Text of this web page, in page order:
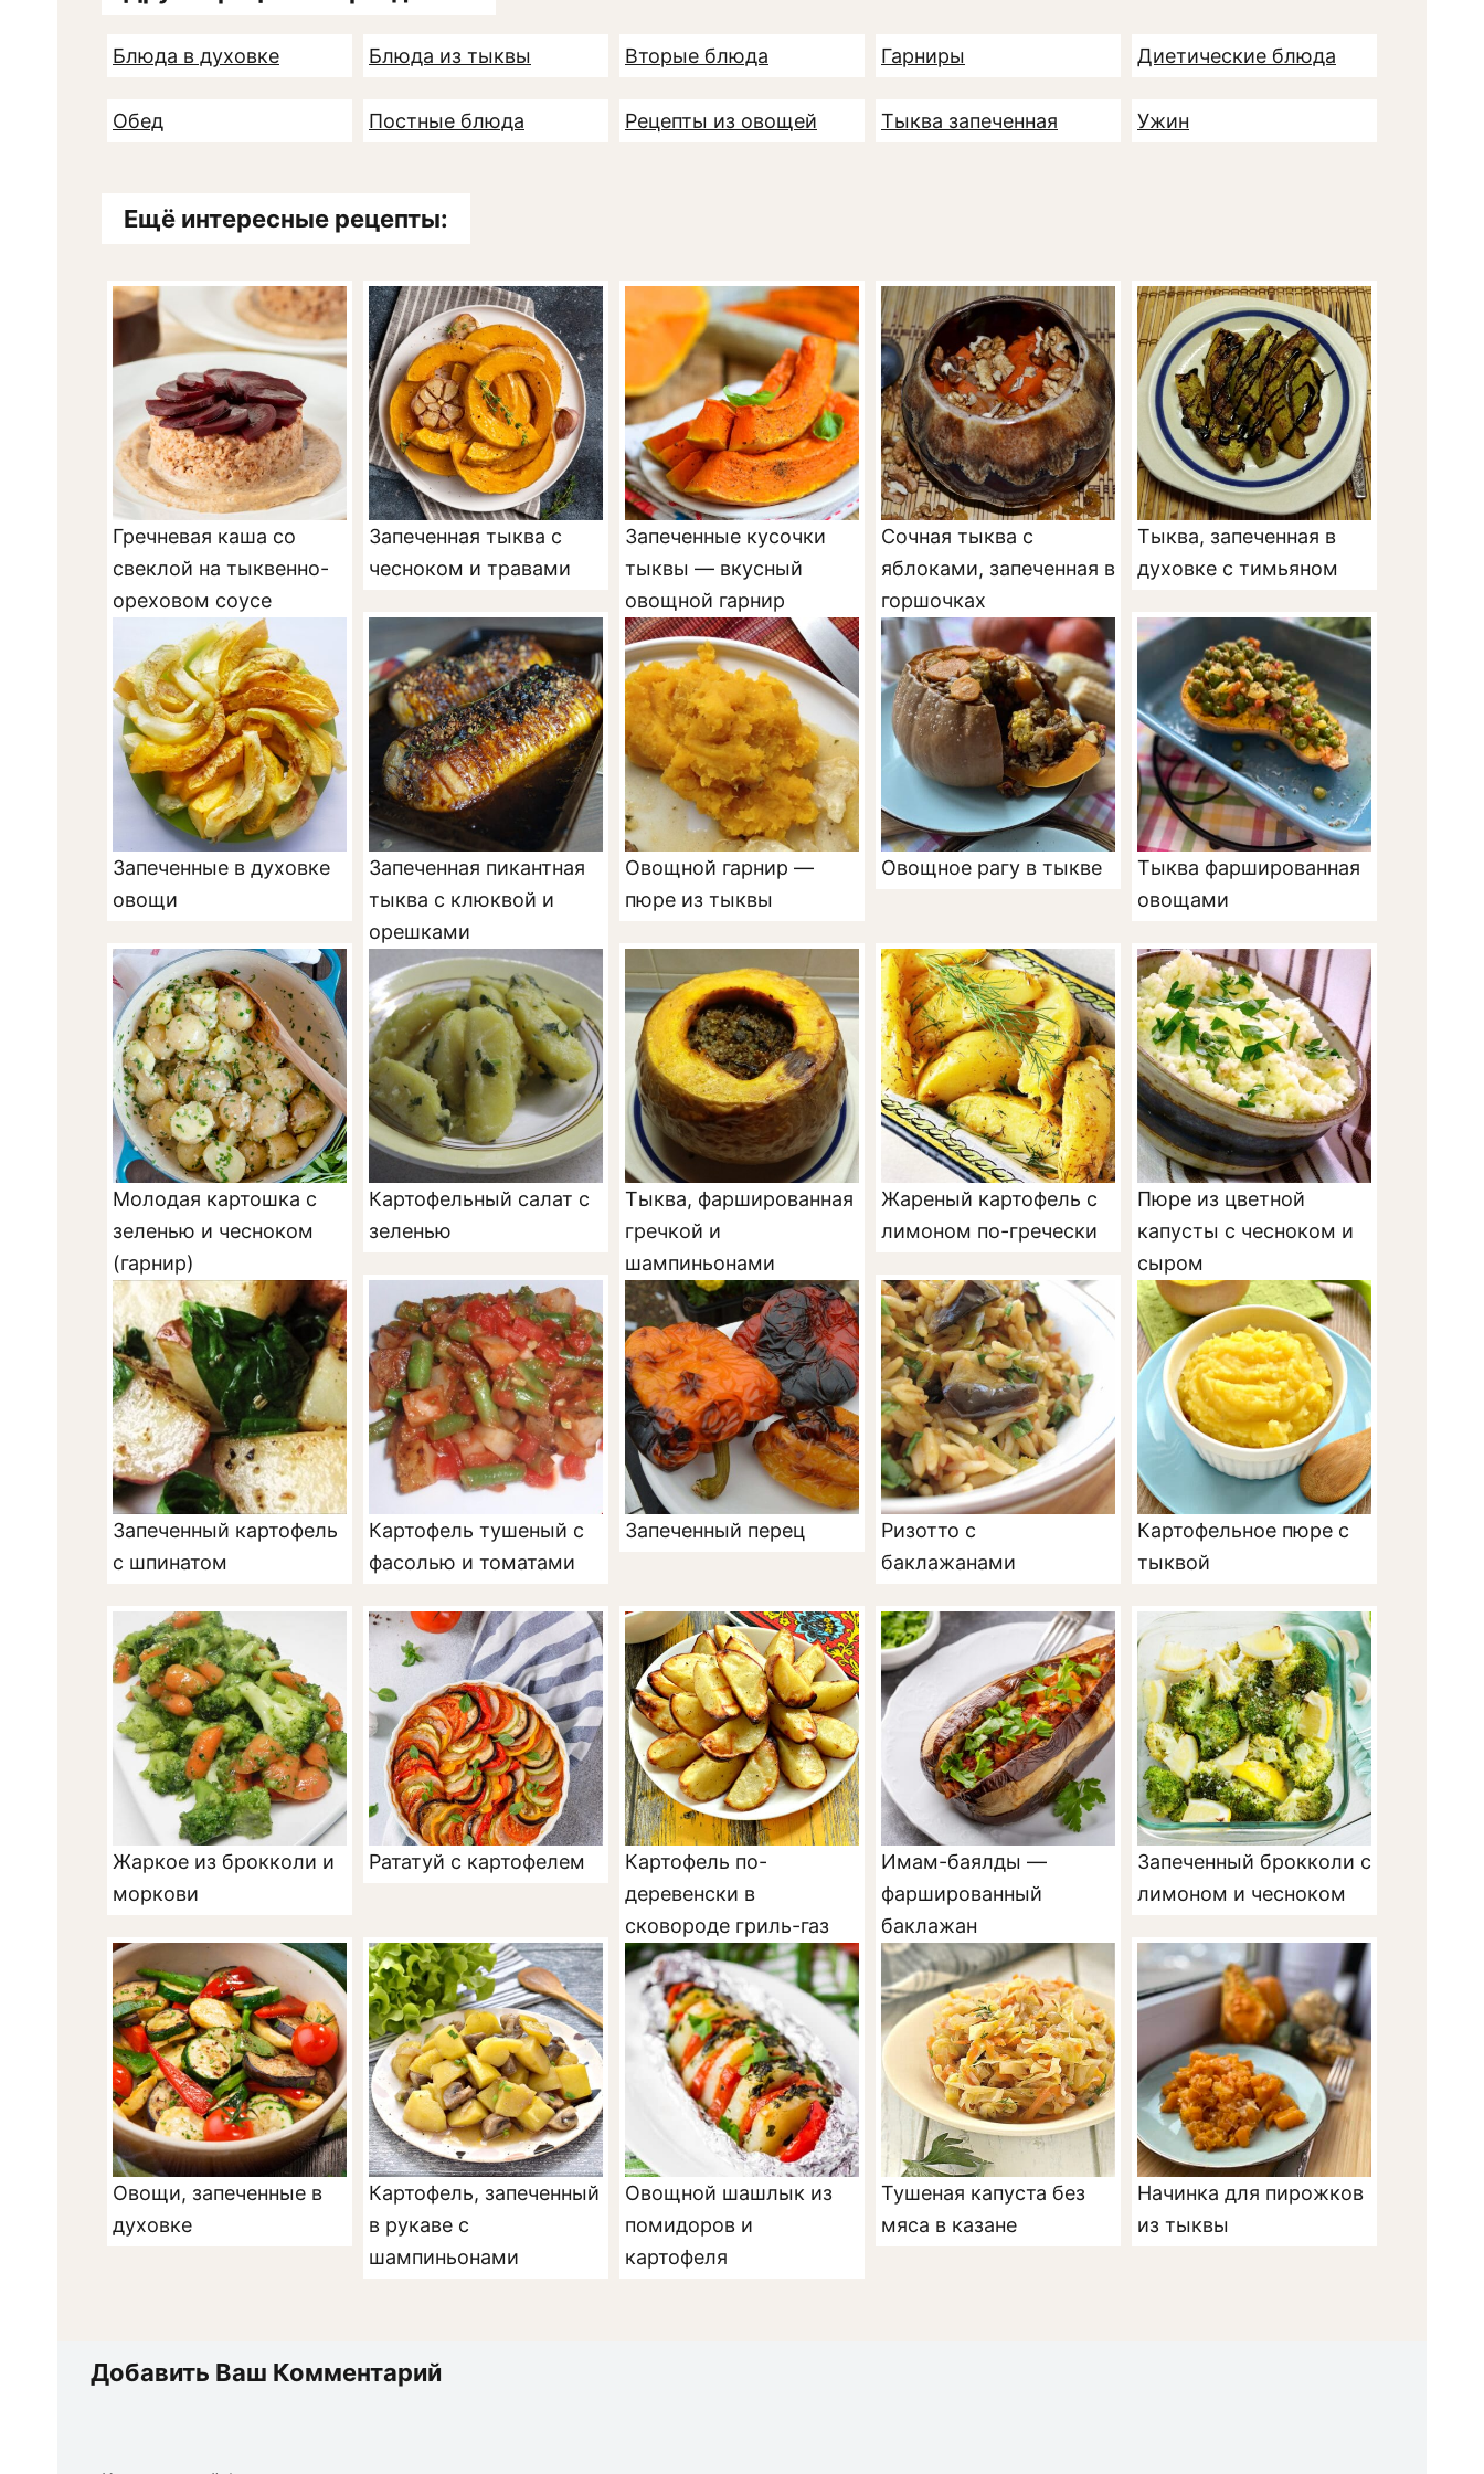
Блюда в духовке Блюда из тыквы Вторые блюда Гарниры Диетические блюда
Обед Постные блюда Рецепты из овощей Тыква запеченная Ужин
Ещё интересные рецепты:
Гречневая каша со
свеклой на тыквенно-
ореховом соусе
Запеченная тыква с
чесноком и травами
Запеченные кусочки
тыквы — вкусный
овощной гарнир
Сочная тыква с
яблоками, запеченная в
горшочках
Тыква, запеченная в
духовке с тимьяном
Запеченные в духовке
овощи
Запеченная пикантная
тыква с клюквой и
орешками
Овощной гарнир —
пюре из тыквы
Овощное рагу в тыкве
Тыква фаршированная
овощами
Молодая картошка с
зеленью и чесноком
(гарнир)
Картофельный салат с
зеленью
Тыква, фаршированная
гречкой и
шампиньонами
Жареный картофель с
лимоном по-гречески
Пюре из цветной
капусты с чесноком и
сыром
Запеченный картофель
с шпинатом
Картофель тушеный с
фасолью и томатами
Запеченный перец
Ризотто с
баклажанами
Картофельное пюре с
тыквой
Жаркое из брокколи и
моркови
Рататуй с картофелем
Картофель по-
деревенски в
сковороде гриль-газ
Имам-баялды —
фаршированный
баклажан
Запеченный брокколи с
лимоном и чесноком
Овощи, запеченные в
духовке
Картофель, запеченный
в рукаве с
шампиньонами
Овощной шашлык из
помидоров и
картофеля
Тушеная капуста без
мяса в казане
Начинка для пирожков
из тыквы
Добавить Ваш Комментарий